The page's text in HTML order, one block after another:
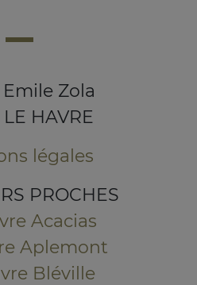
Zola
HAVRE
légales
PROCHES
Acacias
Aplemont
Bléville